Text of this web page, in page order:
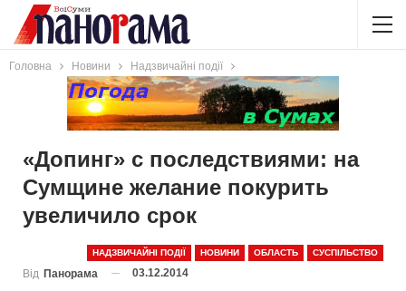
Головна Новини Надзвичайні події
«Допинг» с последствиями: на
Сумщине желание покурить
увеличило срок
НАДЗВИЧАЙНІ ПОДІЇ НОВИНИ ОБЛАСТЬ СУСПІЛЬСТВО
Від Панорама 03.12.2014